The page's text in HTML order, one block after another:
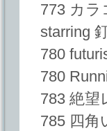
773 カラ
starring
780
780
783 絶望
785 四角